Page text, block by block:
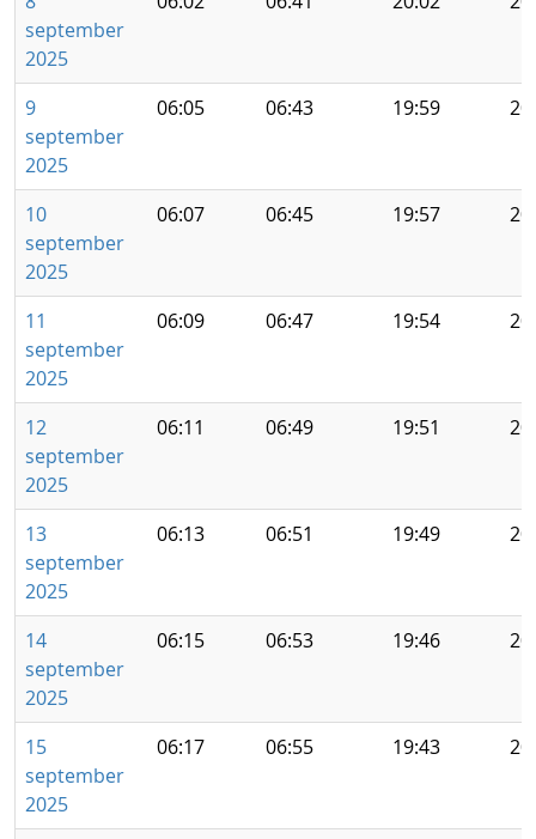
september
2025
9
september
2025
06:05 06:43 19:59
10
september
2025
06:07 06:45 19:57
11
september
2025
06:09 06:47 19:54
12
september
2025
06:11 06:49 19:51
13
september
2025
06:13 06:51 19:49
14
september
2025
06:15 06:53 19:46
15
september
2025
06:17 06:55 19:43